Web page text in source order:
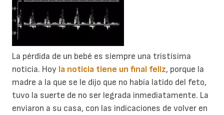
La pérdida de un bebé es siempre una tristísima
noticia. Hoy la noticia tiene un final feliz, porque la
madre a la que se le dijo que no había latido del feto,
tuvo la suerte de no ser legrada inmediatamente. La
enviaron a su casa, con las indicaciones de volver en